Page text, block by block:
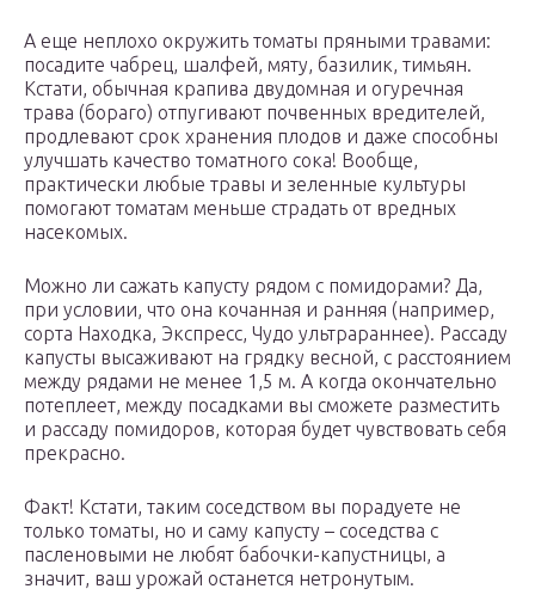
А еще неплохо окружить томаты пряными травами:
посадите чабрец, шалфей, мяту, базилик, тимьян.
Кстати, обычная крапива двудомная и огуречная
трава (бораго) отпугивают почвенных вредителей,
продлевают срок хранения плодов и даже способны
улучшать качество томатного сока! Вообще,
практически любые травы и зеленные культуры
помогают томатам меньше страдать от вредных
насекомых.
Можно ли сажать капусту рядом с помидорами? Да,
при условии, что она кочанная и ранняя (например,
сорта Находка, Экспресс, Чудо ультрараннее). Рассаду
капусты высаживают на грядку весной, с расстоянием
между рядами не менее 1,5 м. А когда окончательно
потеплеет, между посадками вы сможете разместить
и рассаду помидоров, которая будет чувствовать себя
прекрасно.
Факт! Кстати, таким соседством вы порадуете не
только томаты, но и саму капусту – соседства с
пасленовыми не любят бабочки-капустницы, а
значит, ваш урожай останется нетронутым.